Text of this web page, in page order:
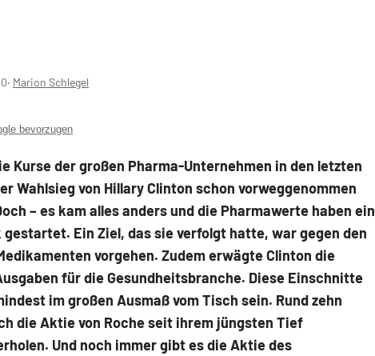
‧ Marion Schlegel
bevorzugen
Kurse der großen Pharma-Unternehmen in den letzten
Wahlsieg von Hillary Clinton schon vorweggenommen
– es kam alles anders und die Pharmawerte haben ein
gestartet. Ein Ziel, das sie verfolgt hatte, war gegen den
vorgehen. Zudem erwägte Clinton die
für die Gesundheitsbranche. Diese Einschnitte
im großen Ausmaß vom Tisch sein. Rund zehn
die Aktie von Roche seit ihrem jüngsten Tief
Und noch immer gibt es die Aktie des